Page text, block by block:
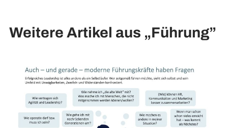
Weitere Artikel aus „Führung”